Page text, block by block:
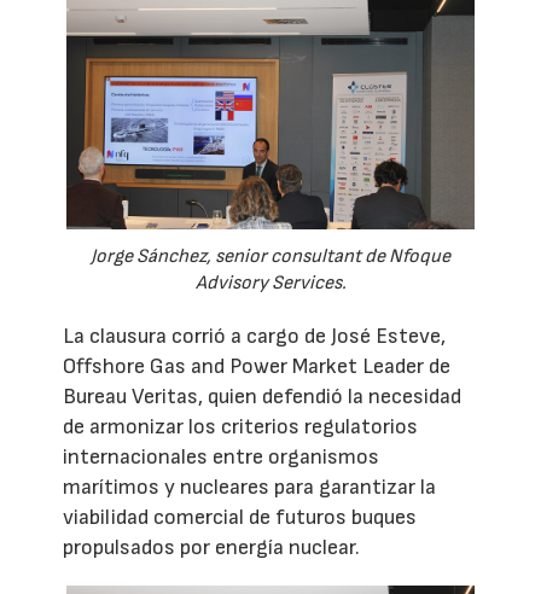
Jorge Sánchez, senior consultant de Nfoque
Advisory Services.
La clausura corrió a cargo de José Esteve,
Offshore Gas and Power Market Leader de
Bureau Veritas, quien defendió la necesidad
de armonizar los criterios regulatorios
internacionales entre organismos
marítimos y nucleares para garantizar la
viabilidad comercial de futuros buques
propulsados por energía nuclear.